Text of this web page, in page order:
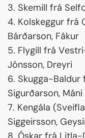
3. Skemill frá
4. Kolskeggur frá
Bárðarson, Fákur
5. Flygill frá
Jónsson, Dreyri
6. Skugga-
Sigurðarson, Máni
7. Kengála
Siggeirsson,